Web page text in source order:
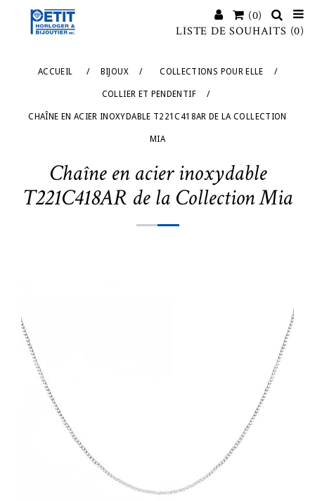
(0)
LISTE DE SOUHAITS (0)
ACCUEIL / BIJOUX / COLLECTIONS POUR ELLE /
COLLIER ET PENDENTIF /
CHAÎNE EN ACIER INOXYDABLE T221C418AR DE LA COLLECTION
MIA
Chaîne en acier inoxydable
T221C418AR de la Collection Mia